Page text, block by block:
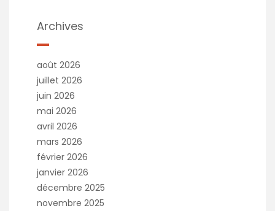
t
i
v
:
Archives
août 2026
juillet 2026
juin 2026
mai 2026
avril 2026
mars 2026
février 2026
janvier 2026
décembre 2025
novembre 2025